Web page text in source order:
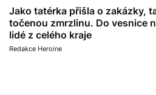
Jako tatérka přišla o zakázky,
točenou zmrzlinu. Do vesnice
lidé z celého kraje
Redakce Heroine